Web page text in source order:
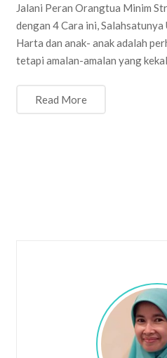
Jalani Peran Orangtua Minim
dengan 4 Cara ini,
Harta dan anak- anak adalah
tetapi amalan-amalan yang
Read More